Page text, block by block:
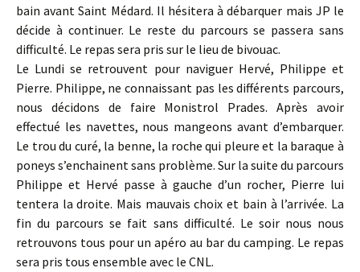
bain avant Saint Médard. Il hésitera à débarquer mais JP le
décide à continuer. Le reste du parcours se passera sans
difficulté. Le repas sera pris sur le lieu de bivouac.
Le Lundi se retrouvent pour naviguer Hervé, Philippe et
Pierre. Philippe, ne connaissant pas les différents parcours,
nous décidons de faire Monistrol Prades. Après avoir
effectué les navettes, nous mangeons avant d’embarquer.
Le trou du curé, la benne, la roche qui pleure et la baraque à
poneys s’enchainent sans problème. Sur la suite du parcours
Philippe et Hervé passe à gauche d’un rocher, Pierre lui
tentera la droite. Mais mauvais choix et bain à l’arrivée. La
fin du parcours se fait sans difficulté. Le soir nous nous
retrouvons tous pour un apéro au bar du camping. Le repas
sera pris tous ensemble avec le CNL.